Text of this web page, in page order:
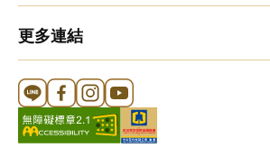
更多連結
Line 官方帳號
FB 官方帳號
Instagram 官方帳號
YouTube 官方帳號